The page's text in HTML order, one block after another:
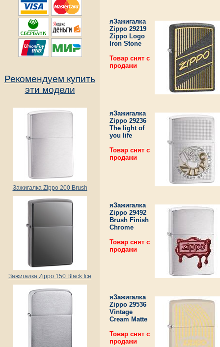
Рекомендуем купить
эти модели
Зажигалка Zippo 200 Brush
Зажигалка Zippo 150 Black Ice
яЗажигалка
Zippo 29219
Zippo Logo
Iron Stone
Товар снят с
продажи
яЗажигалка
Zippo 29236
The light of
you life
Товар снят с
продажи
яЗажигалка
Zippo 29492
Brush Finish
Chrome
Товар снят с
продажи
яЗажигалка
Zippo 29536
Vintage
Cream Matte
Товар снят с
продажи